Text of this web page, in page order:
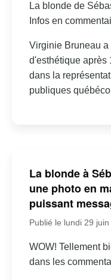
La blonde de
Infos en
Virginie Bruneau
d'esthétique après
dans la
publiques
La blonde à
une photo en
puissant
Publié le lundi 29
WOW! Tellement
dans les